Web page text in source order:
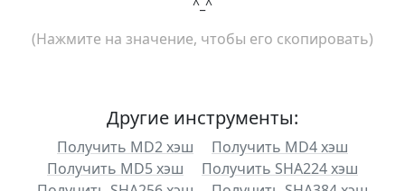
^_^
(Нажмите на значение, чтобы его скопировать)
Другие инструменты:
Получить MD2 хэш
Получить MD4 хэш
Получить MD5 хэш
Получить SHA224 хэш